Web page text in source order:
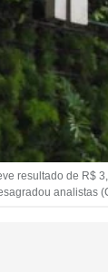
resultado de R$
analistas